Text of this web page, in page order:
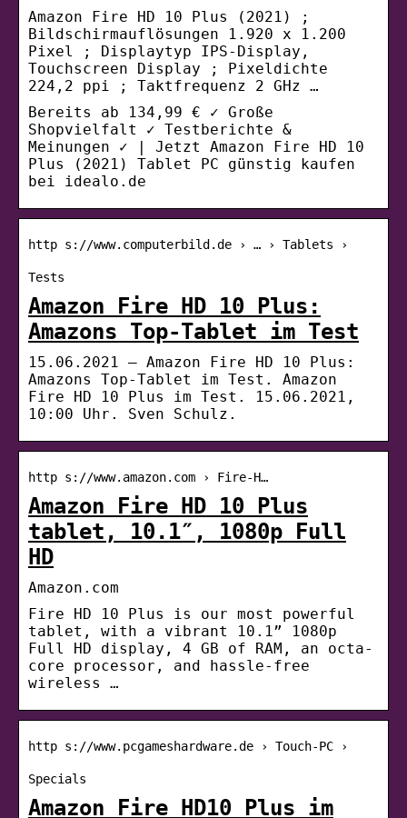
Amazon Fire HD 10 Plus (2021) ;
Bildschirmauflösungen 1.920 x 1.200
Pixel ; Displaytyp IPS-Display,
Touchscreen Display ; Pixeldichte
224,2 ppi ; Taktfrequenz 2 GHz …
Bereits ab 134,99 € ✓ Große
Shopvielfalt ✓ Testberichte &
Meinungen ✓ | Jetzt Amazon Fire HD 10
Plus (2021) Tablet PC günstig kaufen
bei idealo.de
http s://www.computerbild.de › … › Tablets ›
Tests
Amazon Fire HD 10 Plus:
Amazons Top-Tablet im Test
15.06.2021 — Amazon Fire HD 10 Plus:
Amazons Top-Tablet im Test. Amazon
Fire HD 10 Plus im Test. 15.06.2021,
10:00 Uhr. Sven Schulz.
http s://www.amazon.com › Fire-H…
Amazon Fire HD 10 Plus
tablet, 10.1″, 1080p Full
HD
Amazon.com
Fire HD 10 Plus is our most powerful
tablet, with a vibrant 10.1” 1080p
Full HD display, 4 GB of RAM, an octa-
core processor, and hassle-free
wireless …
http s://www.pcgameshardware.de › Touch-PC ›
Specials
Amazon Fire HD10 Plus im